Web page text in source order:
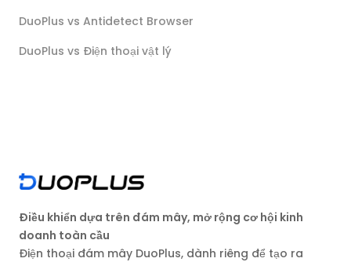
DuoPlus vs Antidetect Browser
DuoPlus vs Điện thoại vật lý
Điều khiển dựa trên đám mây, mở rộng cơ hội kinh
doanh toàn cầu
Điện thoại đám mây DuoPlus, dành riêng để tạo ra